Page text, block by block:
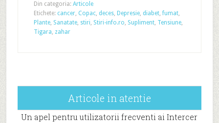
Din categoria: Articole
Etichete: cancer, Copac, deces, Depresie, diabet,fumat,
Plante, Sanatate, stiri, Stiri-info.ro, Supliment, Tensiune,
Tigara, zahar
Articole in atentie
Un apel pentru utilizatorii frecventi ai Intercer